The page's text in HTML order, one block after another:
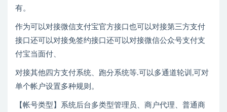
有。
作为可以对接微信支付宝官方接口也可以对接第三方支付
接口还可以对接免签约接口还可以对接微信公众号支付支
付宝当面付、
对接其他四方支付系统、跑分系统等.可以多通道轮训,可对
单个帐户设置多种规则。
【帐号类型】系统后台多类型管理员、商户代理、普通商